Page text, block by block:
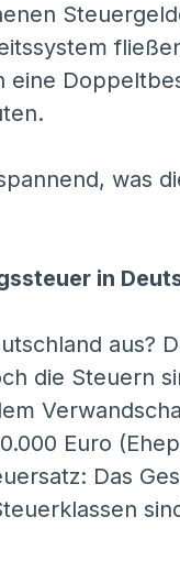
eine
was
in
aus?
die Steuern
Euro
Das